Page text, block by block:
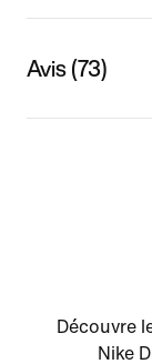
Avis (73)
Découvre
Nike